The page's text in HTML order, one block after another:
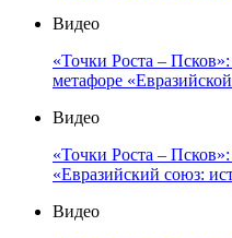
Видео
«Точки Роста –
метафоре
Видео
«Точки Роста –
«Евразийский союз:
Видео